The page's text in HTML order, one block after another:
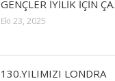
GENÇLER İYİLİK İÇİN
Eki 23, 2025
130.YILIMIZI LONDRA